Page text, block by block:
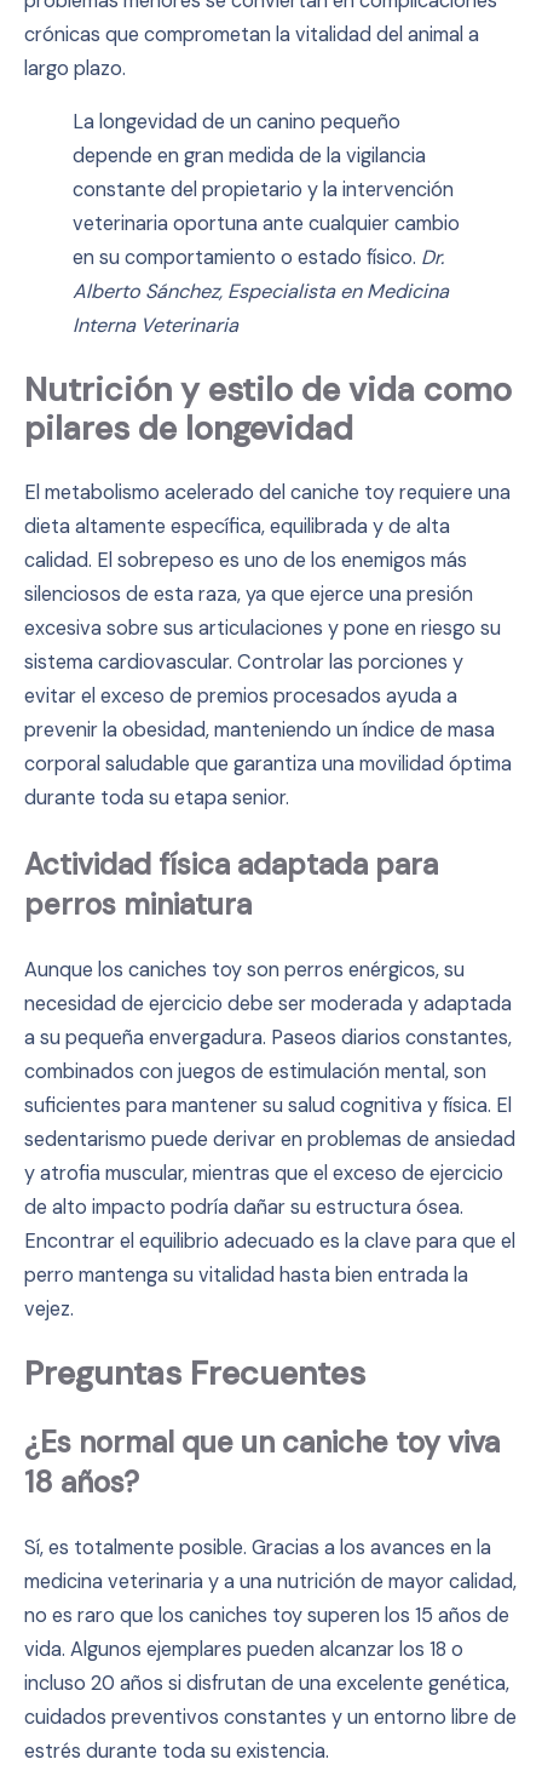
crónicas que comprometan la vitalidad del animal a
largo plazo.
La longevidad de un canino pequeño
depende en gran medida de la vigilancia
constante del propietario y la intervención
veterinaria oportuna ante cualquier cambio
en su comportamiento o estado físico. Dr.
Alberto Sánchez, Especialista en Medicina
Interna Veterinaria
Nutrición y estilo de vida como
pilares de longevidad
El metabolismo acelerado del caniche toy requiere una
dieta altamente específica, equilibrada y de alta
calidad. El sobrepeso es uno de los enemigos más
silenciosos de esta raza, ya que ejerce una presión
excesiva sobre sus articulaciones y pone en riesgo su
sistema cardiovascular. Controlar las porciones y
evitar el exceso de premios procesados ayuda a
prevenir la obesidad, manteniendo un índice de masa
corporal saludable que garantiza una movilidad óptima
durante toda su etapa senior.
Actividad física adaptada para
perros miniatura
Aunque los caniches toy son perros enérgicos, su
necesidad de ejercicio debe ser moderada y adaptada
a su pequeña envergadura. Paseos diarios constantes,
combinados con juegos de estimulación mental, son
suficientes para mantener su salud cognitiva y física. El
sedentarismo puede derivar en problemas de ansiedad
y atrofia muscular, mientras que el exceso de ejercicio
de alto impacto podría dañar su estructura ósea.
Encontrar el equilibrio adecuado es la clave para que el
perro mantenga su vitalidad hasta bien entrada la
vejez.
Preguntas Frecuentes
¿Es normal que un caniche toy viva
18 años?
Sí, es totalmente posible. Gracias a los avances en la
medicina veterinaria y a una nutrición de mayor calidad,
no es raro que los caniches toy superen los 15 años de
vida. Algunos ejemplares pueden alcanzar los 18 o
incluso 20 años si disfrutan de una excelente genética,
cuidados preventivos constantes y un entorno libre de
estrés durante toda su existencia.